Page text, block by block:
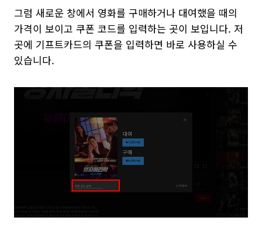
그럼 새로운 창에서 영화를 구매하거나 대여했을 때의
가격이 보이고 쿠폰 코드를 입력하는 곳이 보입니다. 저
곳에 기프트카드의 쿠폰을 입력하면 바로 사용하실 수
있습니다.